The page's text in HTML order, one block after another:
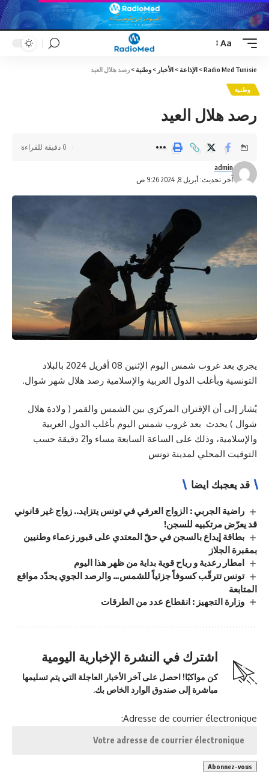
Font
Resizer
Aa
Radio Med Tunisie
> الإذاعة > الأخبار > وطنية > رصد هلال العيد
وطنية
رصد هلال العيد
آخر تحديث: أبريل 8, 2024 9:26 ص
admin
0 دقيقة للقراءة
يجري بعد غروب شمس اليوم الإثنين 08 أفريل 2024 بالبلاد
التونسية وبأغلب الدول العربية والإسلامية رصد هلال شهر شوال.
يُشار إلى أن الإقتران المركزي بين الشمس والقمر ( ولادة هلال
شوال ) يحدث بعد غروب شمس اليوم بأغلب الدول العربية
والإسلامية، وذلك على الساعة السابعة مساء و21 دقيقة حسب
التوقيت المحلي لمدينة تونس
قد يعجبك ايضا
راضية الجربي : الزواج العرفي في تونس يتزايد.. زواج غير قانوني
قد يعرّض مرتكبيه للسجن!
بطاقة إيداع بالسجن في حقّ المعتدي على قبور زعماء وطنيين
بمقبرة الجلاز
امطار رعدية و رياح قوية بداية من ظهر هذا اليوم
تونس تترقّب كسوفاً جزئياً للشمس… والرصد الجوي يحدّد مواقع
المتابعة
وزارة التجهيز : انقطاع عدد من الطرقات
اشترك في النشرة الإخبارية اليومية
كن مواكبًا! احصل على آخر الأخبار العاجلة التي يتم تسليمها
مباشرة إلى صندوق الوارد الخاص بك.
Adresse de courrier électronique: